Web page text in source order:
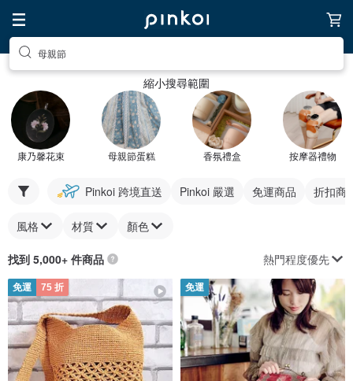
母親節
縮小搜尋範圍
康乃馨花束 母親節蛋糕 香氛禮盒 按摩器禮物
Pinkoi 跨境直送 Pinkoi 嚴選 免運商品 折扣商
風格 材質 顏色
找到 5,000+ 件商品 熱門程度優先
免運 75 折 免運